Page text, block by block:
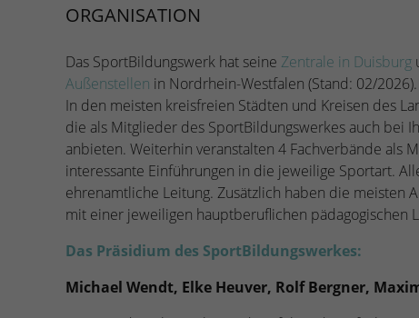
ORGANISATION
Das SportBildungswerk hat seine Zentrale in Duisburg
Außenstellen in Nordrhein-Westfalen (Stand: 02/2026).
In den meisten kreisfreien Städten und Kreisen des
die als Mitglieder des SportBildungswerkes auch bei
anbieten. Weiterhin veranstalten 4 Fachverbände als
interessante Einführungen in die jeweilige Sportart.
ehrenamtliche Leitung. Zusätzlich haben die meisten
mit einer jeweiligen hauptberuflichen pädagogischen
Das Präsidium des SportBildungswerkes:
Michael Wendt, Elke Heuver, Rolf Bergner,